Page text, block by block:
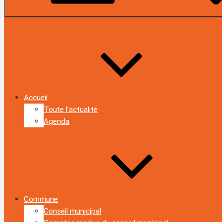
Accueil
Toute l’actualité
Agenda
Commune
Conseil municipal